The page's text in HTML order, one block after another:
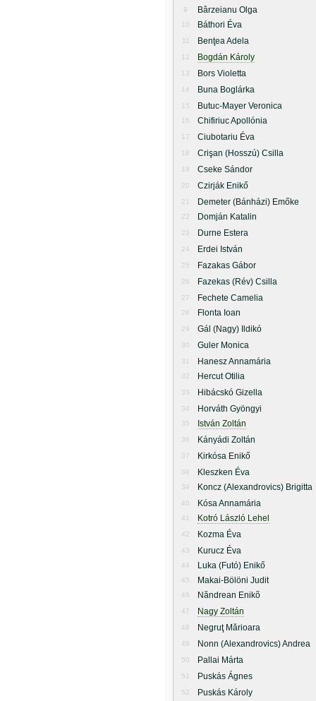
9 Bârzeianu Olga
10 Báthori Éva
11 Benţea Adela
12 Bogdán Károly
13 Bors Violetta
14 Buna Boglárka
15 Butuc-Mayer Veronica
16 Chifiriuc Apollónia
17 Ciubotariu Éva
18 Crişan (Hosszú) Csilla
19 Cseke Sándor
20 Czirják Enikő
21 Demeter (Bánházi) Emőke
22 Domján Katalin
23 Durne Estera
24 Erdei István
25 Fazakas Gábor
26 Fazekas (Rév) Csilla
27 Fechete Camelia
28 Flonta Ioan
29 Gál (Nagy) Ildikó
30 Guler Monica
31 Hanesz Annamária
32 Hercut Otilia
33 Hibácskó Gizella
34 Horváth Gyöngyi
35 István Zoltán
36 Kányádi Zoltán
37 Kirkósa Enikő
38 Kleszken Éva
39 Koncz (Alexandrovics) Brigitta
40 Kósa Annamária
41 Kotró László Lehel
42 Kozma Éva
43 Kurucz Éva
44 Luka (Futó) Enikő
45 Makai-Bölöni Judit
46 Năndrean Enikõ
47 Nagy Zoltán
48 Negruţ Mărioara
49 Nonn (Alexandrovics) Andrea
50 Pallai Márta
51 Puskás Ágnes
52 Puskás Károly